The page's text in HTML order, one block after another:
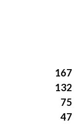
167
132
75
47